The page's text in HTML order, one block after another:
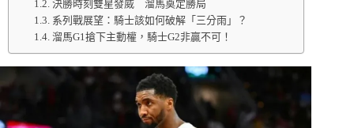
決勝時刻雙星發威 溜馬奠定勝局
系列戰展望：騎士該如何破解「三分雨」？
溜馬G1搶下主動權，騎士G2非贏不可！